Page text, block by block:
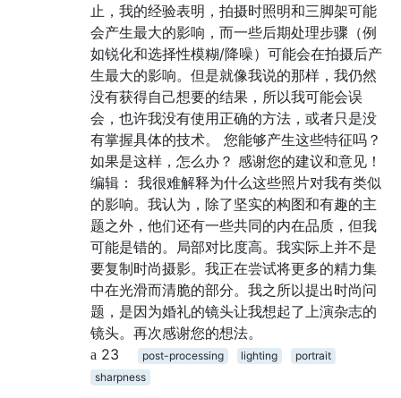
止，我的经验表明，拍摄时照明和三脚架可能
会产生最大的影响，而一些后期处理步骤（例
如锐化和选择性模糊/降噪）可能会在拍摄后产
生最大的影响。但是就像我说的那样，我仍然
没有获得自己想要的结果，所以我可能会误
会，也许我没有使用正确的方法，或者只是没
有掌握具体的技术。 您能够产生这些特征吗？
如果是这样，怎么办？ 感谢您的建议和意见！
编辑： 我很难解释为什么这些照片对我有类似
的影响。我认为，除了坚实的构图和有趣的主
题之外，他们还有一些共同的内在品质，但我
可能是错的。局部对比度高。我实际上并不是
要复制时尚摄影。我正在尝试将更多的精力集
中在光滑而清脆的部分。我之所以提出时尚问
题，是因为婚礼的镜头让我想起了上演杂志的
镜头。再次感谢您的想法。
23
post-processing lighting
portrait
sharpness